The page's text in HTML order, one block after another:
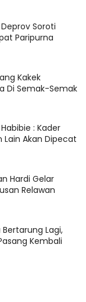
Soroti
Paripurna
Kakek
Di Semak-Semak
: Kader
Lain Akan Dipecat
Hardi Gelar
Relawan
Lagi,
Kembali